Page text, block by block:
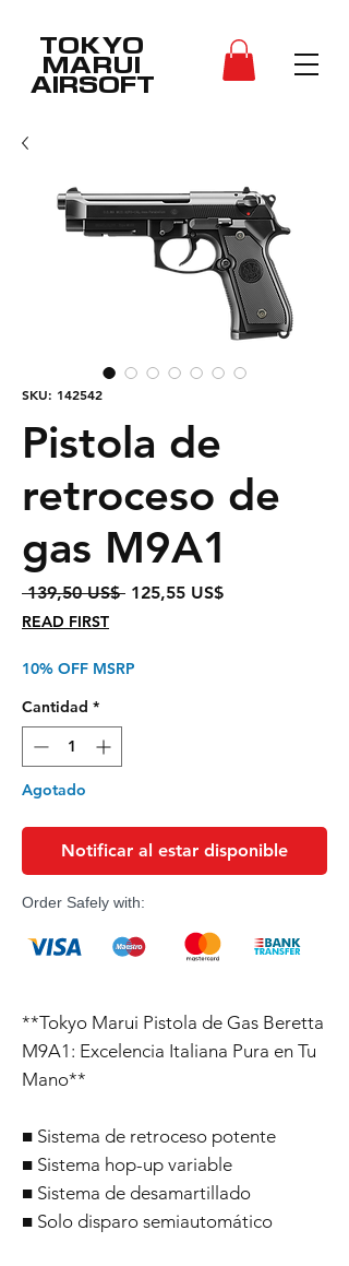
TOKYO
MARUI
AIRSOFT
SKU: 142542
Pistola de
retroceso de
gas M9A1
139,50 US$ Precio
125,55 US$Precio
READ FIRST
10% OFF MSRP
Cantidad *
Agotado
Notificar al estar disponible
Order Safely with:
**Tokyo Marui Pistola de Gas Beretta
M9A1: Excelencia Italiana Pura en Tu
Mano**
■ Sistema de retroceso potente
■ Sistema hop-up variable
■ Sistema de desamartillado
■ Solo disparo semiautomático